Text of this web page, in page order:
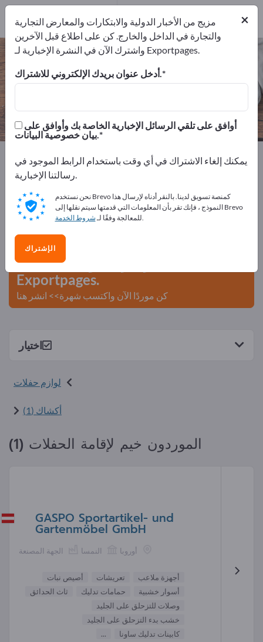
خيم لإقامة الحفلات – اعثر على الشركات
المصنعة والموردين
المصدرين1
المصنعين 1
Exportpages مستلزمات وأدوات المنزل
لوازم حفلات
خيم لإقامة الحفلات
أعلن مجانًا على Exportpages!
الاحتياجات – العروض – السلع المستعملة – جهات الاتصال
التجارية >> ابدأ من هنا
انشر شركتك ومنتجاتك على
Exportpages.
كن موردًا الآن واكتسب شهرة>> انشر هنا
اختيار
لوازم حفلات
أكشاك (1)
الموردون خيم لإقامة الحفلات (1)
GASPO Sportartikel- und
Gartenmöbel GmbH
الجهة المصنعة النمسا أوروبا
أجهزة ملاعب تعريشات
أصيص نبات
أسوار خشبية
حمامات تدليك
ثاث الحدائق
وصلات للتزحلق على الجليد
خشب بدء التزحلق على الجليد
كابينات تدليك ساونا
...
×
مزيج من الأخبار الدولية والابتكارات والمعارض التجارية
والتجارة في الداخل والخارج. كن على اطلاع قبل الآخرين
واشترك الآن في النشرة الإخبارية لـ Exportpages.
أدخل عنوان بريدك الإلكتروني للاشتراك.
بيان خصوصية البيانات.
يمكنك إلغاء الاشتراك في أي وقت باستخدام الرابط الموجود في
رسالتنا الإخبارية.
نحن نستخدم Brevo كمنصة تسويق لدينا. بالنقر أدناه لإرسال هذا
النموذج ، فإنك تقر بأن المعلومات التي قدمتها سيتم نقلها إلى Brevo
للمعالجة وفقًا لـشروط الخدمة .
الإشتراك